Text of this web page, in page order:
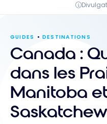
GUIDES DESTINATIONS
Canada :
dans les
Manitoba